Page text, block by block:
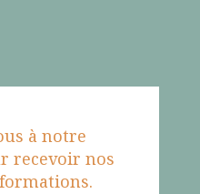
à notre
recevoir nos